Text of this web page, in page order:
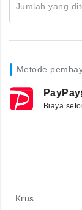
Jumlah yang
Metode
Biaya setor
Krus